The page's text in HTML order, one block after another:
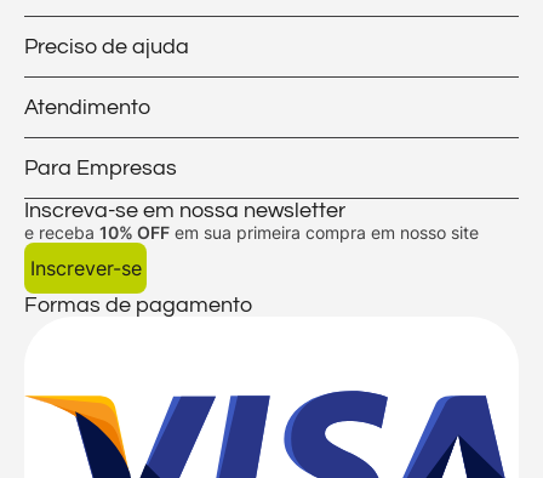
Preciso de ajuda
Atendimento
Para Empresas
Inscreva-se em nossa newsletter
e receba 10% OFF em sua primeira compra em nosso site
Inscrever-se
Formas de pagamento